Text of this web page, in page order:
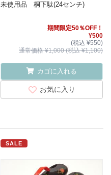
未使用品 桐下駄(24センチ)
期間限定50％OFF！
¥500
(税込 ¥550)
通常価格 ¥1,000 (税込 ¥1,100)
カゴに入れる
お気に入り
SALE